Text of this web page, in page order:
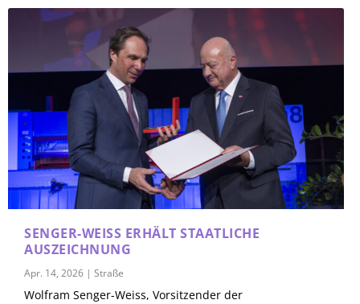
SENGER-WEISS ERHÄLT STAATLICHE
AUSZEICHNUNG
Apr. 14, 2026 |Straße
Wolfram Senger-Weiss, Vorsitzender der